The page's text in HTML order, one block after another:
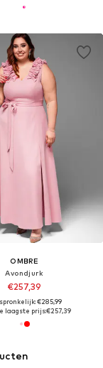
OMBRE
Avondjurk
€257,39
€285,99
laagste prijs:€257,39